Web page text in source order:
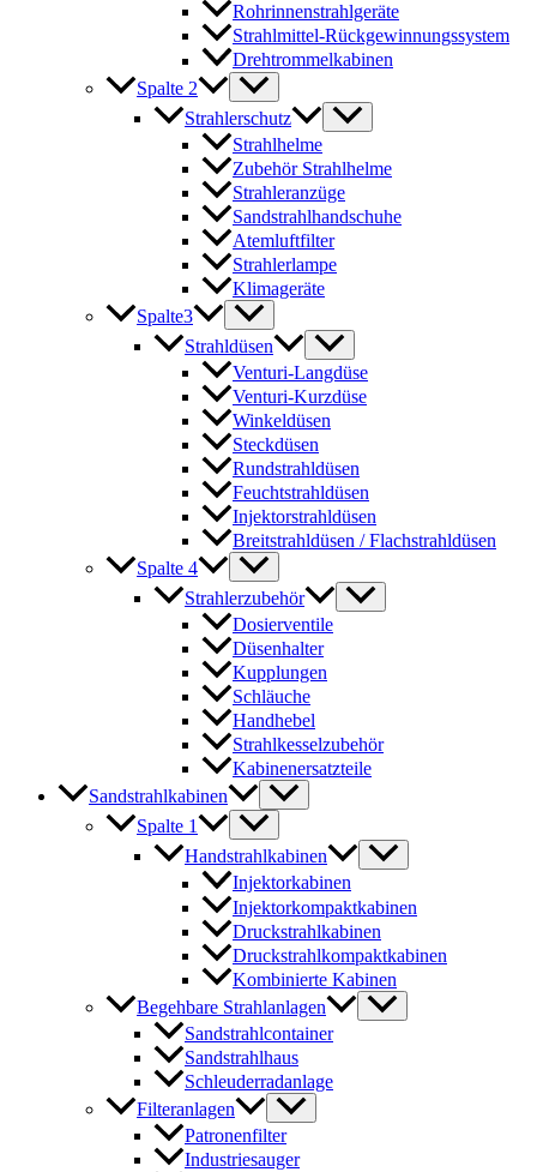
Rohrinnenstrahlgeräte
Strahlmittel-Rückgewinnungssystem
Drehtrommelkabinen
Spalte 2
Strahlerschutz
Strahlhelme
Zubehör Strahlhelme
Strahleranzüge
Sandstrahlhandschuhe
Atemluftfilter
Strahlerlampe
Klimageräte
Spalte3
Strahldüsen
Venturi-Langdüse
Venturi-Kurzdüse
Winkeldüsen
Steckdüsen
Rundstrahldüsen
Feuchtstrahldüsen
Injektorstrahldüsen
Breitstrahldüsen / Flachstrahldüsen
Spalte 4
Strahlerzubehör
Dosierventile
Düsenhalter
Kupplungen
Schläuche
Handhebel
Strahlkesselzubehör
Kabinenersatzteile
Sandstrahlkabinen
Spalte 1
Handstrahlkabinen
Injektorkabinen
Injektorkompaktkabinen
Druckstrahlkabinen
Druckstrahlkompaktkabinen
Kombinierte Kabinen
Begehbare Strahlanlagen
Sandstrahlcontainer
Sandstrahlhaus
Schleuderradanlage
Filteranlagen
Patronenfilter
Industriesauger